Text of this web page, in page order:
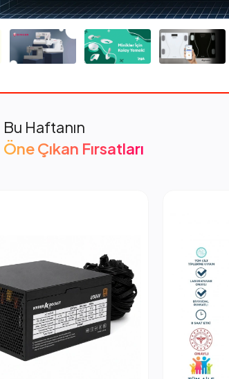
Bu Haftanın
Öne Çıkan Fırsatları